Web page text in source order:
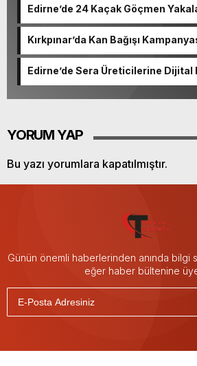
Edirne’de 24 Kaçak Göçmen
Kırkpınar’da Kan Bağışı
Edirne’de Sera Üreticilerine Dijital
YORUM YAP
Bu yazı yorumlara kapatılmıştır.
Günün önemli haberlerinden anında bilgi
eğer haber bültenine